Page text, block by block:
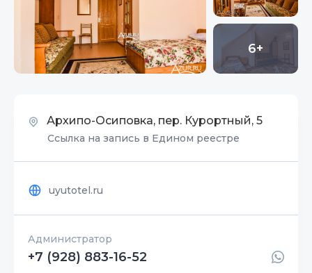
6+
Архипо-Осиповка, пер. Курортный, 5
Ссылка на запись в Едином реестре
uyutotel.ru
Администратор
+7 (928) 883-16-52